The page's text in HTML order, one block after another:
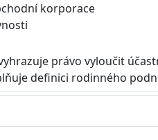
korporace
právo vyloučit
definici rodinného